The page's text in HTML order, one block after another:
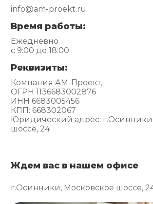
info@am-proekt.ru
Время работы:
Ежедневно
с 9:00 до 18:00
Реквизиты:
Компания АМ-Проект,
ОГРН 1136683002876
ИНН 6683005456
КПП: 668302067
Юридический адрес:
шоссе, 24
Ждем вас в нашем офисе
г.Осинники, Московское шоссе,